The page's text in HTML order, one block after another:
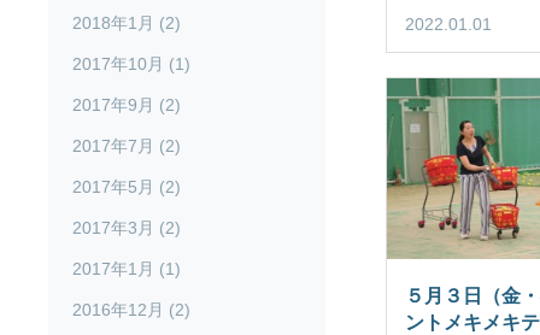
2022.01.01
５月３日（金
ントメキメキ
2018年1月 (2)
2017年10月 (1)
2017年9月 (2)
2017年7月 (2)
2017年5月 (2)
2017年3月 (2)
2017年1月 (1)
2016年12月 (2)